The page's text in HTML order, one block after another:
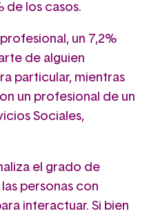
de los casos.
un 7,2%
de alguien
particular, mientras
un profesional de un
Sociales,
el grado de
personas con
interactuar. Si bien